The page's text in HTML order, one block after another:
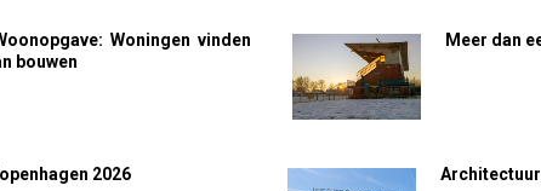
Woningen vinden
bouwen
Meer dan
2026